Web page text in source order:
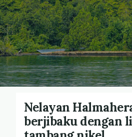
Nelayan
berjibaku dengan